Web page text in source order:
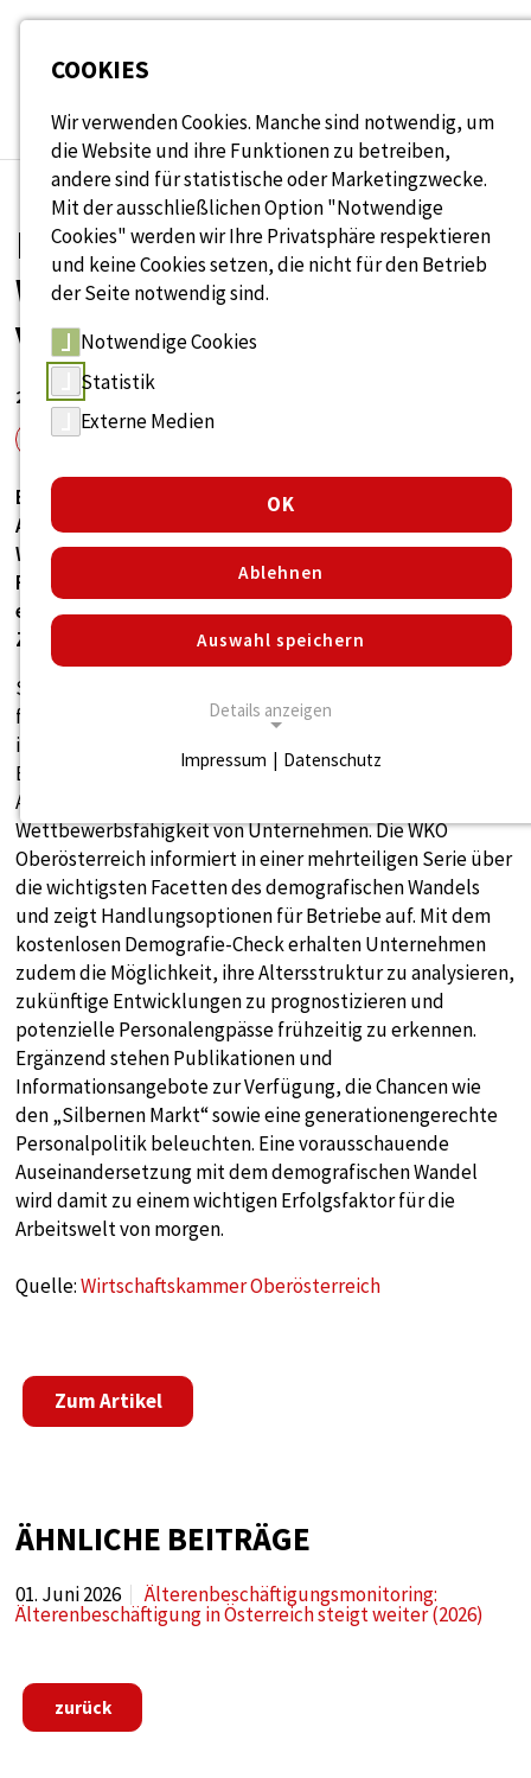
Seitenbereiche:
DEMOGRAFISCHER
WANDEL PRÄGT DIE WELT
VON MORGEN (2026)
24. November 2023
Tools
Eine alternde Bevölkerung und weniger junge
Arbeitskräfte verändern die Arbeitswelt nachhaltig. Die
WKO Oberösterreich unterstützt Betriebe dabei, die
Folgen des demografischen Wandels frühzeitig zu
erkennen und mit den richtigen Maßnahmen die
Zukunftsfähigkeit ihres Unternehmens zu sichern.
Steigende Lebenserwartung und sinkende Geburtenraten
führen dazu, dass die Bevölkerung in Österreich und auch
in Oberösterreich zunehmend älter wird. Diese
Entwicklung hat weitreichende Auswirkungen auf den
Arbeitsmarkt, die Verfügbarkeit von Fachkräften und die
Wettbewerbsfähigkeit von Unternehmen. Die WKO
Oberösterreich informiert in einer mehrteiligen Serie über
die wichtigsten Facetten des demografischen Wandels
und zeigt Handlungsoptionen für Betriebe auf. Mit dem
kostenlosen Demografie-Check erhalten Unternehmen
zudem die Möglichkeit, ihre Altersstruktur zu analysieren,
zukünftige Entwicklungen zu prognostizieren und
potenzielle Personalengpässe frühzeitig zu erkennen.
Ergänzend stehen Publikationen und
Informationsangebote zur Verfügung, die Chancen wie
den „Silbernen Markt“ sowie eine generationengerechte
Personalpolitik beleuchten. Eine vorausschauende
Auseinandersetzung mit dem demografischen Wandel
wird damit zu einem wichtigen Erfolgsfaktor für die
Arbeitswelt von morgen.
Quelle:Wirtschaftskammer Oberösterreich
Zum Artikel
ÄHNLICHE BEITRÄGE
01. Juni 2026 Älterenbeschäftigungsmonitoring:
Älterenbeschäftigung in Österreich steigt weiter (2026)
zurück
COOKIES
Wir verwenden Cookies. Manche sind notwendig, um
die Website und ihre Funktionen zu betreiben,
andere sind für statistische oder Marketingzwecke.
Mit der ausschließlichen Option "Notwendige
Cookies" werden wir Ihre Privatsphäre respektieren
und keine Cookies setzen, die nicht für den Betrieb
der Seite notwendig sind.
Notwendige Cookies
Statistik
Externe Medien
OK
Ablehnen
Auswahl speichern
Details anzeigen
Notwendige Cookies ermöglichen die
grundlegend notwendigen Funktionen für den
Betrieb der Seite.
Notwendige Cookies
Name:
cookie_consent
Zweck:
Diese Cookie speichert die benutzerspezifischen
Cookie-Einstellungen
Cookie Laufzeit:
1 year
STATISTIK
Nutzer auf unserer Webseite besser zu
verstehen.
Name:
google_tagmanager
Anbieter:
Google
tag manager
Impressum | Datenschutz